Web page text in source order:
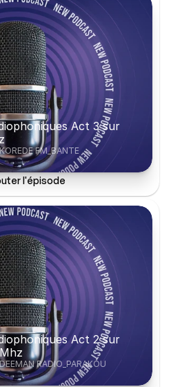
Act 3 sur
KOREDE FM_BANTE
l'épisode
Act 2 sur
DEEMAN RADIO_PARAKOU